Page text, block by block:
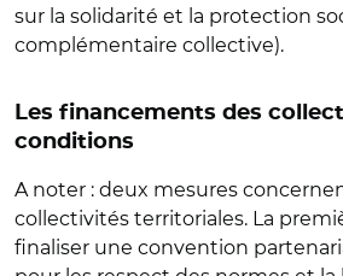
sur la solidarité et la protection
complémentaire collective).
Les financements des
conditions
A noter : deux mesures
collectivités territoriales. La
finaliser une convention